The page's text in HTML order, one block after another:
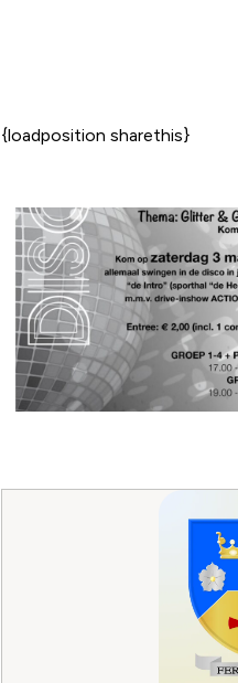
{loadposition sharethis}